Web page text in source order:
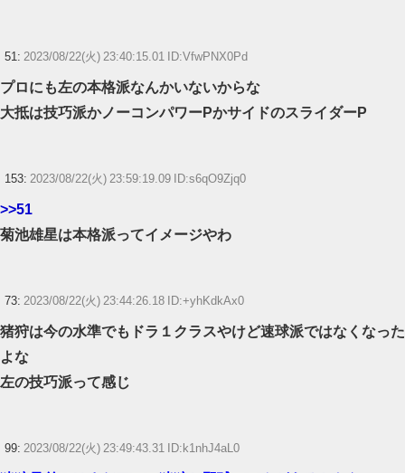
51: 2023/08/22(火) 23:40:15.01 ID:VfwPNX0Pd
プロにも左の本格派なんかいないからな
大抵は技巧派かノーコンパワーPかサイドのスライダーP
153: 2023/08/22(火) 23:59:19.09 ID:s6qO9Zjq0
>>51
菊池雄星は本格派ってイメージやわ
73: 2023/08/22(火) 23:44:26.18 ID:+yhKdkAx0
猪狩は今の水準でもドラ１クラスやけど速球派ではなくなった
よな
左の技巧派って感じ
99: 2023/08/22(火) 23:49:43.31 ID:k1nhJ4aL0